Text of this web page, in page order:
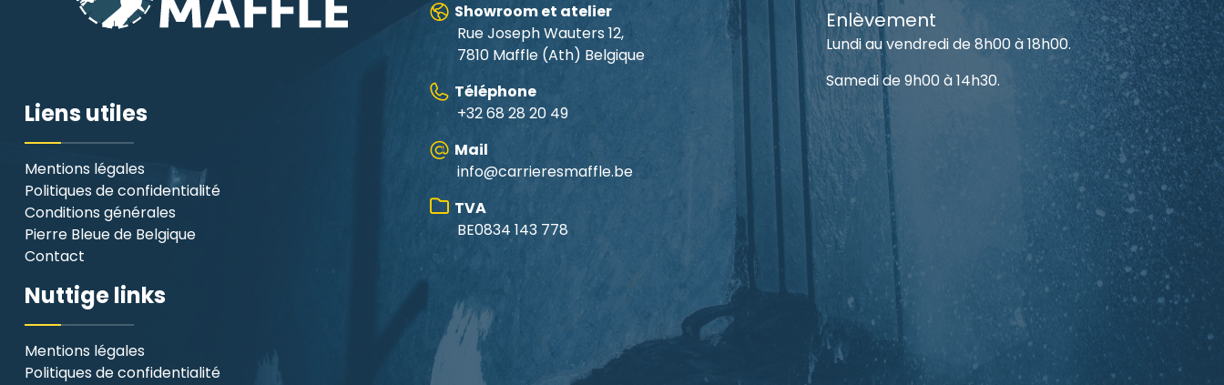
Liens utiles
Mentions légales
Politiques de confidentialité
Conditions générales
Pierre Bleue de Belgique
Contact
Nuttige links
Mentions légales
Politiques de confidentialité
Showroom et atelier
Rue Joseph Wauters 12,
7810 Maffle (Ath) Belgique
Téléphone
+32 68 28 20 49
Mail
info@carrieresmaffle.be
TVA
BE0834 143 778
Enlèvement
Lundi au vendredi de 8h00 à 18h00.
Samedi de 9h00 à 14h30.